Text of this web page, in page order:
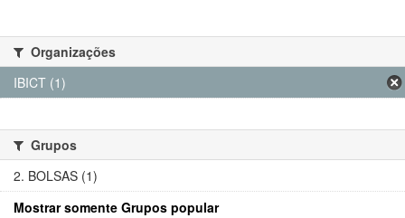
Organizações
IBICT (1)
Grupos
2. BOLSAS (1)
Mostrar somente Grupos popular